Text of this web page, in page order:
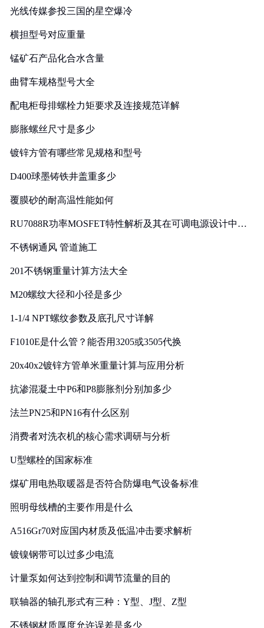
光线传媒参投三国的星空爆冷
横担型号对应重量
锰矿石产品化合水含量
曲臂车规格型号大全
配电柜母排螺栓力矩要求及连接规范详解
膨胀螺丝尺寸是多少
镀锌方管有哪些常见规格和型号
D400球墨铸铁井盖重多少
覆膜砂的耐高温性能如何
RU7088R功率MOSFET特性解析及其在可调电源设计中的
不锈钢通风 管道施工
201不锈钢重量计算方法大全
M20螺纹大径和小径是多少
1-1/4 NPT螺纹参数及底孔尺寸详解
F1010E是什么管？能否用3205或3505代换
20x40x2镀锌方管单米重量计算与应用分析
抗渗混凝土中P6和P8膨胀剂分别加多少
法兰PN25和PN16有什么区别
消费者对洗衣机的核心需求调研与分析
U型螺栓的国家标准
煤矿用电热取暖器是否符合防爆电气设备标准
照明母线槽的主要作用是什么
A516Gr70对应国内材质及低温冲击要求解析
镀镍钢带可以过多少电流
计量泵如何达到控制和调节流量的目的
联轴器的轴孔形式有三种：Y型、J型、Z型
不锈钢材质厚度允许误差是多少